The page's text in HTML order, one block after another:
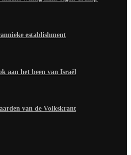
establishment
aan het been van Israël
van de Volkskrant